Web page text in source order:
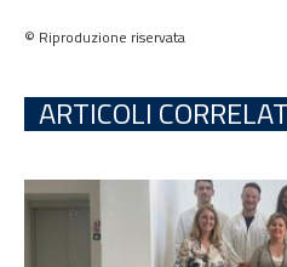
© Riproduzione riservata
ARTICOLI